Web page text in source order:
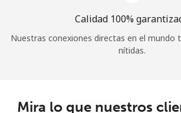
Calidad 100%
Nuestras conexiones directas en el mundo
nítidas.
Mira lo que nuestros